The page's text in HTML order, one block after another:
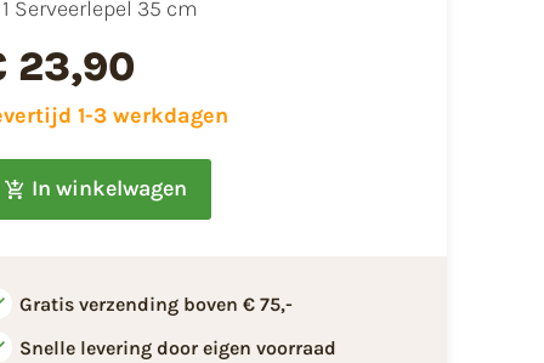
1 Serveerlepel 35 cm
23,90
1-3 werkdagen
In winkelwagen
Gratis verzending boven € 75,-
Snelle levering door eigen voorraad